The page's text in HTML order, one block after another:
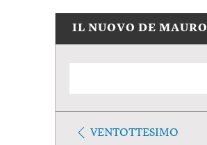
IL NUOVO DE MAURO
VENTOTTESIMO